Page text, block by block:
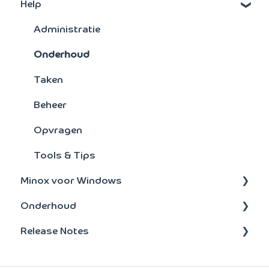
Signaleringsoverzichten
Verkoopstatistieken
Artikelen
Facturering
Kostensoorten/plaatsen
Crediteuren
FAQ's : Scan en Herken
Scan en Herken
Jaarovergang
Bankmutaties
Bankenkoppeling
Overig
Toegang
Boeken
Rapportage
Facturatie
Help
Administratie
Onderhoud
Taken
Beheer
Opvragen
Tools & Tips
Minox voor Windows
update-installatie
Onderhoud
Bankenkoppeling
Release Notes